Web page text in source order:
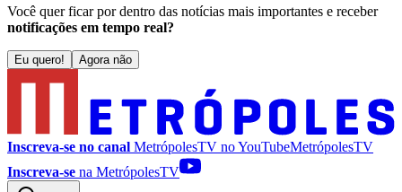
Você quer ficar por dentro das notícias mais importantes e receber
notificações em tempo real?
Eu quero! Agora não
Inscreva-se no canal MetrópolesTV noYouTubeMetrópolesTV
Inscreva-se na MetrópolesTV